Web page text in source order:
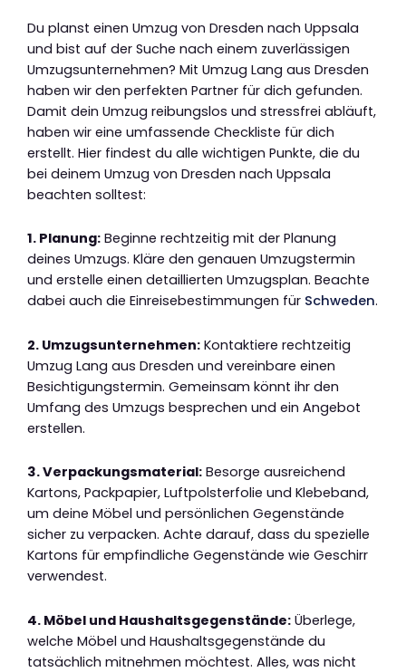
Du planst einen Umzug von Dresden nach Uppsala
und bist auf der Suche nach einem zuverlässigen
Umzugsunternehmen? Mit Umzug Lang aus Dresden
haben wir den perfekten Partner für dich gefunden.
Damit dein Umzug reibungslos und stressfrei abläuft,
haben wir eine umfassende Checkliste für dich
erstellt. Hier findest du alle wichtigen Punkte, die du
bei deinem Umzug von Dresden nach Uppsala
beachten solltest:
1. Planung: Beginne rechtzeitig mit der Planung
deines Umzugs. Kläre den genauen Umzugstermin
und erstelle einen detaillierten Umzugsplan. Beachte
dabei auch die Einreisebestimmungen für Schweden.
2. Umzugsunternehmen: Kontaktiere rechtzeitig
Umzug Lang aus Dresden und vereinbare einen
Besichtigungstermin. Gemeinsam könnt ihr den
Umfang des Umzugs besprechen und ein Angebot
erstellen.
3. Verpackungsmaterial: Besorge ausreichend
Kartons, Packpapier, Luftpolsterfolie und Klebeband,
um deine Möbel und persönlichen Gegenstände
sicher zu verpacken. Achte darauf, dass du spezielle
Kartons für empfindliche Gegenstände wie Geschirr
verwendest.
4. Möbel und Haushaltsgegenstände: Überlege,
welche Möbel und Haushaltsgegenstände du
tatsächlich mitnehmen möchtest. Alles, was nicht